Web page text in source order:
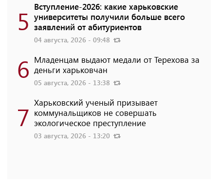
5 Вступление-2026: какие харьковские
университеты получили больше всего
заявлений от абитуриентов
04 августа, 2026 - 09:48
6 Младенцам выдают медали от Терехова за
деньги харьковчан
05 августа, 2026 - 13:38
7 Харьковский ученый призывает
коммунальщиков не совершать
экологическое преступление
03 августа, 2026 - 13:20